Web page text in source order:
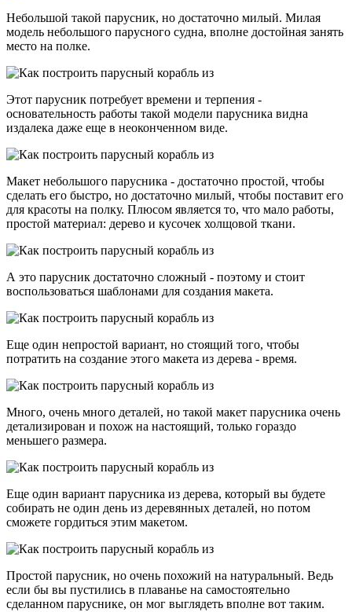
Небольшой такой парусник, но достаточно милый. Милая
модель небольшого парусного судна, вполне достойная занять
место на полке.
Этот парусник потребует времени и терпения -
основательность работы такой модели парусника видна
издалека даже еще в неоконченном виде.
Макет небольшого парусника - достаточно простой, чтобы
сделать его быстро, но достаточно милый, чтобы поставит его
для красоты на полку. Плюсом является то, что мало работы,
простой материал: дерево и кусочек холщовой ткани.
А это парусник достаточно сложный - поэтому и стоит
воспользоваться шаблонами для создания макета.
Еще один непростой вариант, но стоящий того, чтобы
потратить на создание этого макета из дерева - время.
Много, очень много деталей, но такой макет парусника очень
детализирован и похож на настоящий, только гораздо
меньшего размера.
Еще один вариант парусника из дерева, который вы будете
собирать не один день из деревянных деталей, но потом
сможете гордиться этим макетом.
Простой парусник, но очень похожий на натуральный. Ведь
если бы вы пустились в плаванье на самостоятельно
сделанном паруснике, он мог выглядеть вполне вот таким.